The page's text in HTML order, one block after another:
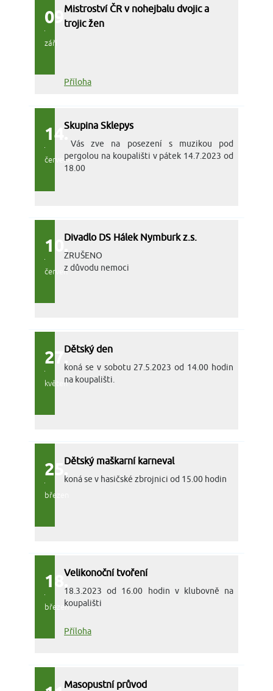
09.
září
Mistroství ČR v nohejbalu dvojic a
trojic žen
Příloha
14.
červenec
Skupina Sklepys
Vás zve na posezení s muzikou pod
pergolou na koupališti v pátek 14.7.2023 od
18.00
10.
červen
Divadlo DS Hálek Nymburk z.s.
ZRUŠENO
z důvodu nemoci
27.
květen
Dětský den
koná se v sobotu 27.5.2023 od 14.00 hodin
na koupališti.
25.
březen
Dětský maškarní karneval
koná se v hasičské zbrojnici od 15.00 hodin
18.
březen
Velikonoční tvoření
18.3.2023 od 16.00 hodin v klubovně na
koupališti
Příloha
Masopustní průvod